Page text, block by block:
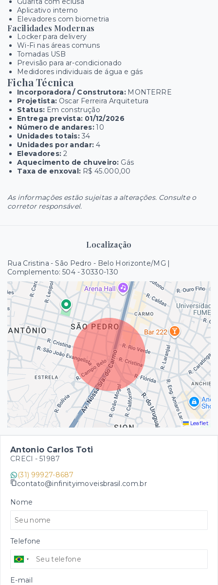
Aplicativo interno
Elevadores com biometria
Facilidades Modernas
Locker para delivery
Wi-Fi nas áreas comuns
Tomadas USB
Previsão para ar-condicionado
Medidores individuais de água e gás
Ficha Técnica
Incorporadora / Construtora:MONTERRE
Projetista: Oscar Ferreira Arquitetura
Status: Em construção
Entrega prevista: 01/12/2026
Número de andares:10
Unidades totais: 34
Unidades por andar: 4
Elevadores: 2
Aquecimento de chuveiro: Gás
Taxa de enxoval: R$ 45.000,00
As informações estão sujeitas a alterações. Consulte o
corretor responsável.
Localização
Rua Cristina - São Pedro - Belo Horizonte/MG |
Complemento: 504 - 30330-130
Leaflet
Antonio Carlos Toti
CRECI - 51987
(31) 99927-8687
contato@infinityimoveisbrasil.com.br
Nome
Telefone
E-mail